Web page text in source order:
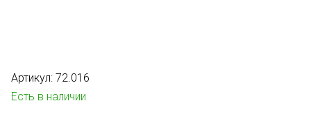
Артикул: 72.016
Есть в наличии